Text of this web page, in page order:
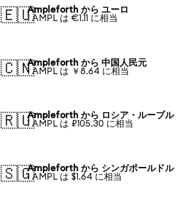
🇪🇺Ampleforth から ユーロ
1 AMPL は €1.11 に相当
🇨🇳Ampleforth から 中国人民元
1 AMPL は ￥8.64 に相当
🇷🇺Ampleforth から ロシア・ルーブル
1 AMPL は ₽105.30 に相当
🇸🇬Ampleforth から シンガポールドル
1 AMPL は $1.64 に相当